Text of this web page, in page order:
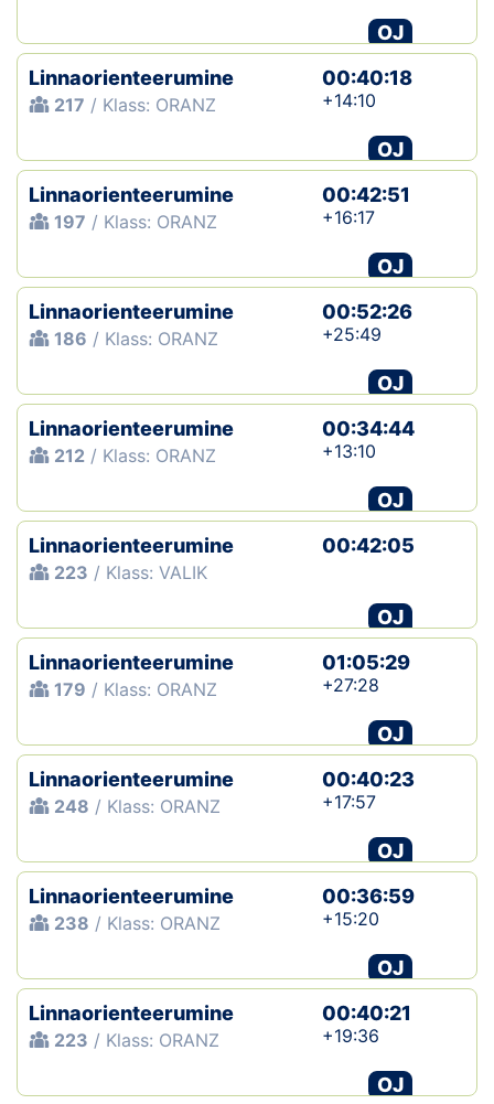
OJ
Linnaorienteerumine
217 / Klass: ORANZ
00:40:18
+14:10
OJ
Linnaorienteerumine
197 / Klass: ORANZ
00:42:51
+16:17
OJ
Linnaorienteerumine
186 / Klass: ORANZ
00:52:26
+25:49
OJ
Linnaorienteerumine
212 / Klass: ORANZ
00:34:44
+13:10
OJ
Linnaorienteerumine
223 / Klass: VALIK
00:42:05
OJ
Linnaorienteerumine
179 / Klass: ORANZ
01:05:29
+27:28
OJ
Linnaorienteerumine
248 / Klass: ORANZ
00:40:23
+17:57
OJ
Linnaorienteerumine
238 / Klass: ORANZ
00:36:59
+15:20
OJ
Linnaorienteerumine
223 / Klass: ORANZ
00:40:21
+19:36
OJ